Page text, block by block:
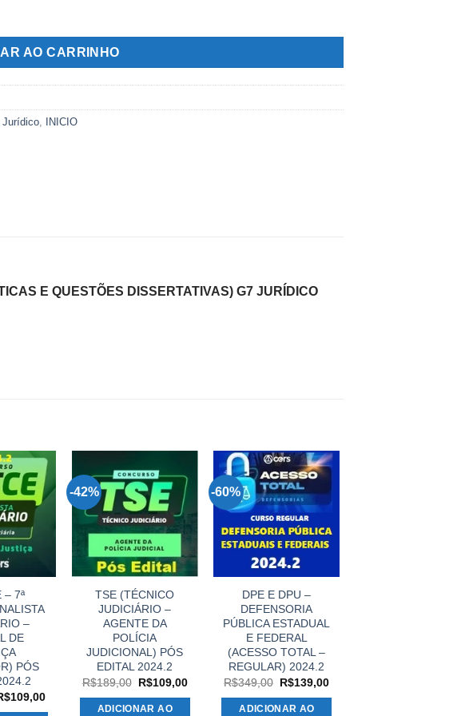
+ PEÇAS PRÁTICAS E QUESTÕES DISSERTATIVAS) G7 JURÍDICO 2025.2
AO CARRINHO
Jurídico INICIO
E QUESTÕES DISSERTATIVAS) G7 JURÍDICO
– 7ª
–
DE
PÓS
109,00O
-42%
TSE (TÉCNICO
JUDICIÁRIO –
AGENTE DA
POLÍCIA
JUDICIONAL) PÓS
EDITAL 2024.2
R$189,00 O
original
R$109,00O
ADICIONAR AO
-60%
DPE E DPU –
DEFENSORIA
PÚBLICA ESTADUAL
E FEDERAL
(ACESSO TOTAL –
REGULAR) 2024.2
R$349,00 O
original
R$139,00O
ADICIONAR AO